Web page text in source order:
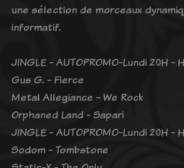
une sélection de morceaux
informatif.
JINGLE - AUTOPROMO-Lundi 20H -
Gus G. - Fierce
Metal Allegiance - We Rock
Orphaned Land - Sapari
JINGLE - AUTOPROMO-Lundi 20H -
Sodom - Tombstone